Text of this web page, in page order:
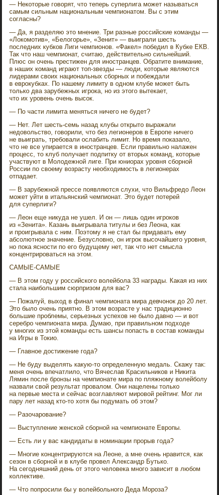
— Некоторые говорят, что теперь суперлига может называться
самым сильным национальным чемпионатом. Вы с этим
согласны?
— Да, я разделяю это мнение. Три разные российские команды —
«Локомотив», «Белогорье», «Зенит» — выиграли шесть
последних кубков Лиги чемпионов. «Факел» победил в Кубке ЕКВ.
Так что наш чемпионат, считаю, действительно сильнейший.
Плюс он очень престижен для иностранцев. Обратите внимание,
в наших команд играют топ-звезды — люди, которые являются
лидерами своих национальных сборных и побеждали
в еврокубках. По нашему лимиту в одном клубе может быть
только два зарубежных игрока, но из этого вытекает,
что их уровень очень высок.
— По части лимита меняться ничего не будет?
— Нет. Лет шесть-семь назад клубы открыто выражали
недовольство, говорили, что без легионеров в Европе ничего
не выиграть, требовали ослабить лимит. Но время показало,
что не все упирается в иностранцев. Если правильно налажен
процесс, то клуб получает подпитку от вторых команд, которые
участвуют в Молодежной лиге. При юниорах уровня сборной
России по своему возрасту необходимость в легионерах
отпадает.
— В зарубежной прессе появляются слухи, что Вильфредо Леон
может уйти в итальянский чемпионат. Это будет потерей
для суперлиги?
— Леон еще никуда не ушел. И он — лишь один игроков
из «Зенита». Казань выигрывала титулы и без Леона, как
и проигрывала с ним. Поэтому я не стал бы придавать ему
абсолютное значение. Безусловно, он игрок высочайшего уровня,
но пока ясности по его будущему нет, так что нет смысла
концентрироваться на этом.
САМЫЕ-САМЫЕ
— В этом году у российского волейбола 33 награды. Какая из них
стала наибольшим сюрпризом для вас?
— Пожалуй, выход в финал чемпионата мира девчонок до 20 лет.
Это было очень приятно. В этом возрасте у нас традиционно
большие проблемы, серьезных успехов не было давно — и вот
серебро чемпионата мира. Думаю, при правильном подходе
у многих из этой команды есть шансы попасть в состав команды
на Игры в Токио.
— Главное достижение года?
— Не буду выделять какую-то определенную медаль. Скажу так:
меня очень впечатлило, что Вячеслав Красильников и Никита
Лямин после бронзы на чемпионате мира по пляжному волейболу
назвали свой результат провалом. Они нацелены только
на первые места и сейчас возглавляют мировой рейтинг. Мог ли
пару лет назад кто-то хотя бы подумать об этом?
— Разочарование?
— Выступление женской сборной на чемпионате Европы.
— Есть ли у вас кандидаты в номинации прорыв года?
— Многие концентрируются на Леоне, а мне очень нравится, как
сезон в сборной и в клубе провел Александр Бутько.
На сегодняшний день от этого человека много зависит в любом
коллективе.
— Что попросили бы у волейбольного Деда Мороза?